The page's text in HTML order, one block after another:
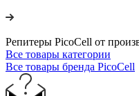
Репитеры PicoCell от
Все товары категории
Все товары бренда PicoCell